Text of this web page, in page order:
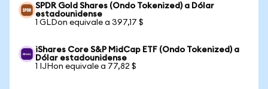
SPDR Gold Shares (Ondo Tokenized) a Dólar
estadounidense
1 GLDon equivale a 397,17 $
iShares Core S&P MidCap ETF (Ondo Tokenized) a
Dólar estadounidense
1 IJHon equivale a 77,82 $